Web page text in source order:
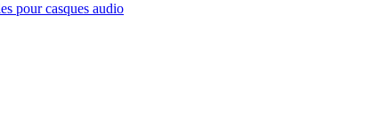
pour casques audio